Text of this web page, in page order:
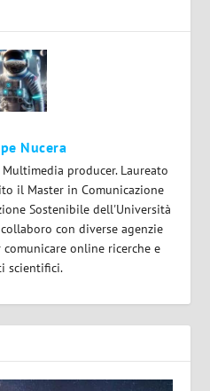
Nucera
producer. Laureato
il Master in Comunicazione
Sostenibile dell'Università
con diverse agenzie
online ricerche e
scientifici.